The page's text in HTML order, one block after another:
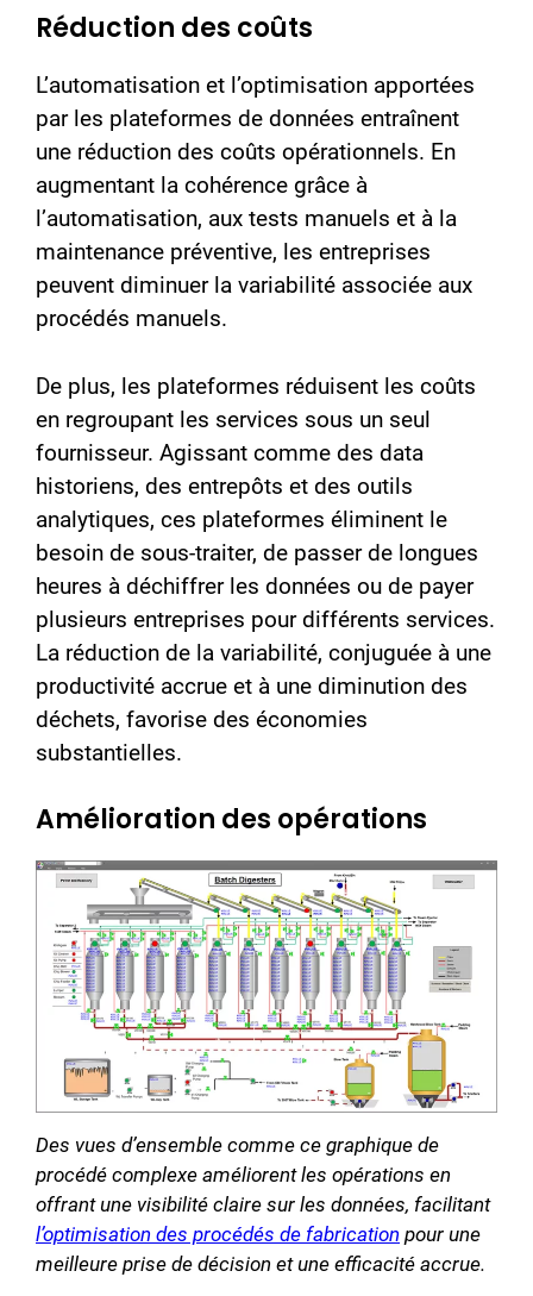
Réduction des coûts
L’automatisation et l’optimisation apportées
par les plateformes de données entraînent
une réduction des coûts opérationnels. En
augmentant la cohérence grâce à
l’automatisation, aux tests manuels et à la
maintenance préventive, les entreprises
peuvent diminuer la variabilité associée aux
procédés manuels.
De plus, les plateformes réduisent les coûts
en regroupant les services sous un seul
fournisseur. Agissant comme des data
historiens, des entrepôts et des outils
analytiques, ces plateformes éliminent le
besoin de sous-traiter, de passer de longues
heures à déchiffrer les données ou de payer
plusieurs entreprises pour différents services.
La réduction de la variabilité, conjuguée à une
productivité accrue et à une diminution des
déchets, favorise des économies
substantielles.
Amélioration des opérations
Des vues d’ensemble comme ce graphique de
procédé complexe améliorent les opérations en
offrant une visibilité claire sur les données, facilitant
l’optimisation des procédés de fabrication pour une
meilleure prise de décision et une efficacité accrue.